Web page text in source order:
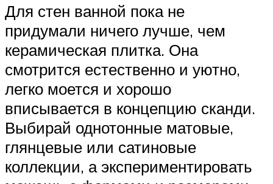
Для стен ванной пока не
придумали ничего лучше, чем
керамическая плитка. Она
смотрится естественно и уютно,
легко моется и хорошо
вписывается в концепцию сканди.
Выбирай однотонные матовые,
глянцевые или сатиновые
коллекции, а экспериментировать